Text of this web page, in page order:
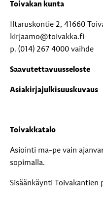
Toivakan kunta
Iltaruskontie 2, 41660
kirjaamo@toivakka.fi
p. (014) 267 4000 vaihde
Saavutettavuusseloste
Asiakirjajulkisuuskuvaus
Toivakkatalo
Asiointi ma-pe vain
sopimalla.
Sisäänkäynti Toivakantien